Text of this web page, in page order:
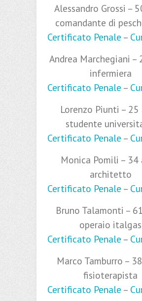
Alessandro Grossi –
comandante di
Certificato Penale –
Andrea Marchegiani –
infermiera
Certificato Penale –
Lorenzo Piunti – 25
studente
Certificato Penale –
Monica Pomili – 34
architetto
Certificato Penale –
Bruno Talamonti –
operaio italgas
Certificato Penale –
Marco Tamburro –
fisioterapista
Certificato Penale –